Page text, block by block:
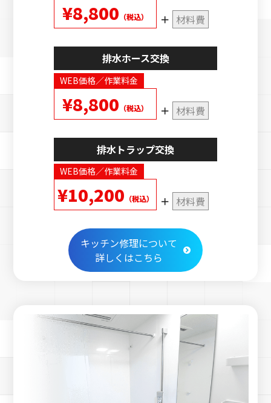
¥8,800 （税込） 材料費
排水ホース交換
WEB価格／作業料金
¥8,800 （税込） 材料費
排水トラップ交換
WEB価格／作業料金
¥10,200 （税込） 材料費
キッチン修理について
詳しくはこちら